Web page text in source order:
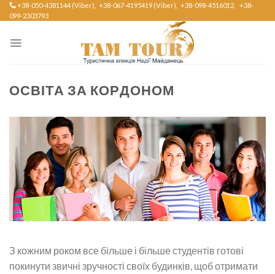
Skip
to
content
+38-050-4381144 (Viber), +38-067-4195419 (Viber), +38-098-4516012,
+38-
099-2303793
ОСВІТА ЗА КОРДОНОМ
З кожним роком все більше і більше студентів готові
покинути звичні зручності своїх будинків, щоб отримати